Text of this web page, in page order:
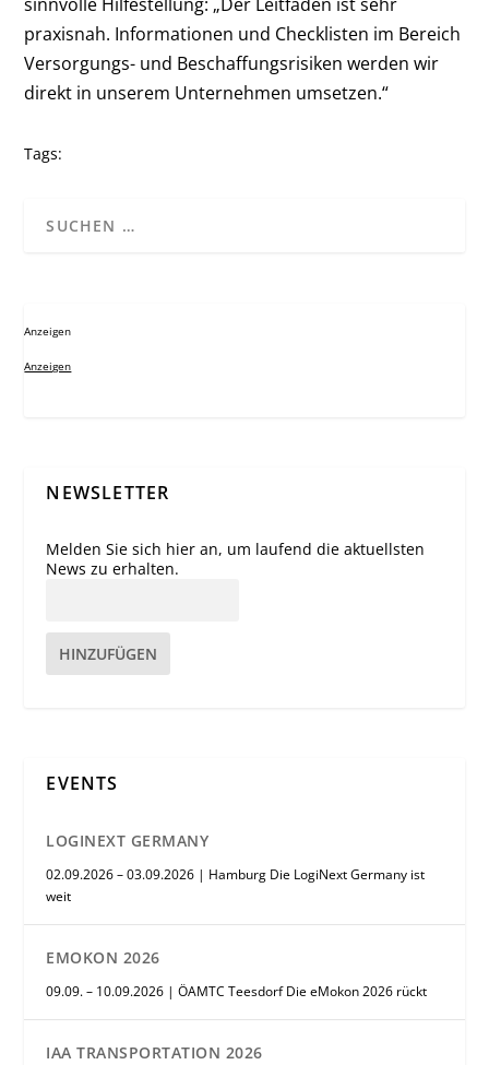
praxisnah. Informationen und Checklisten im Bereich
Versorgungs- und Beschaffungsrisiken werden wir
direkt in unserem Unternehmen umsetzen.“
Tags:
Anzeigen
Anzeigen
NEWSLETTER
Melden Sie sich hier an, um laufend die aktuellsten
News zu erhalten.
HINZUFÜGEN
EVENTS
LOGINEXT GERMANY
02.09.2026 – 03.09.2026 | Hamburg Die LogiNext Germany ist
weit
EMOKON 2026
09.09. – 10.09.2026 | ÖAMTC Teesdorf Die eMokon 2026 rückt
IAA TRANSPORTATION 2026